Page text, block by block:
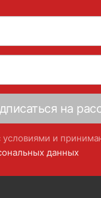
условиями и
данных